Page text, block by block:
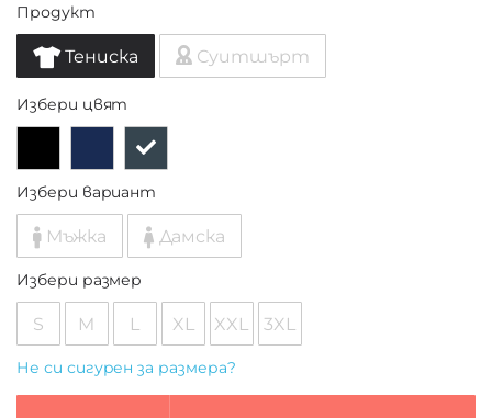
Продукт
Тениска Суитшърт
Избери цвят
Избери вариант
Мъжка Дамска
Избери размер
S M L XL XXL 3XL
Не си сигурен за размера?